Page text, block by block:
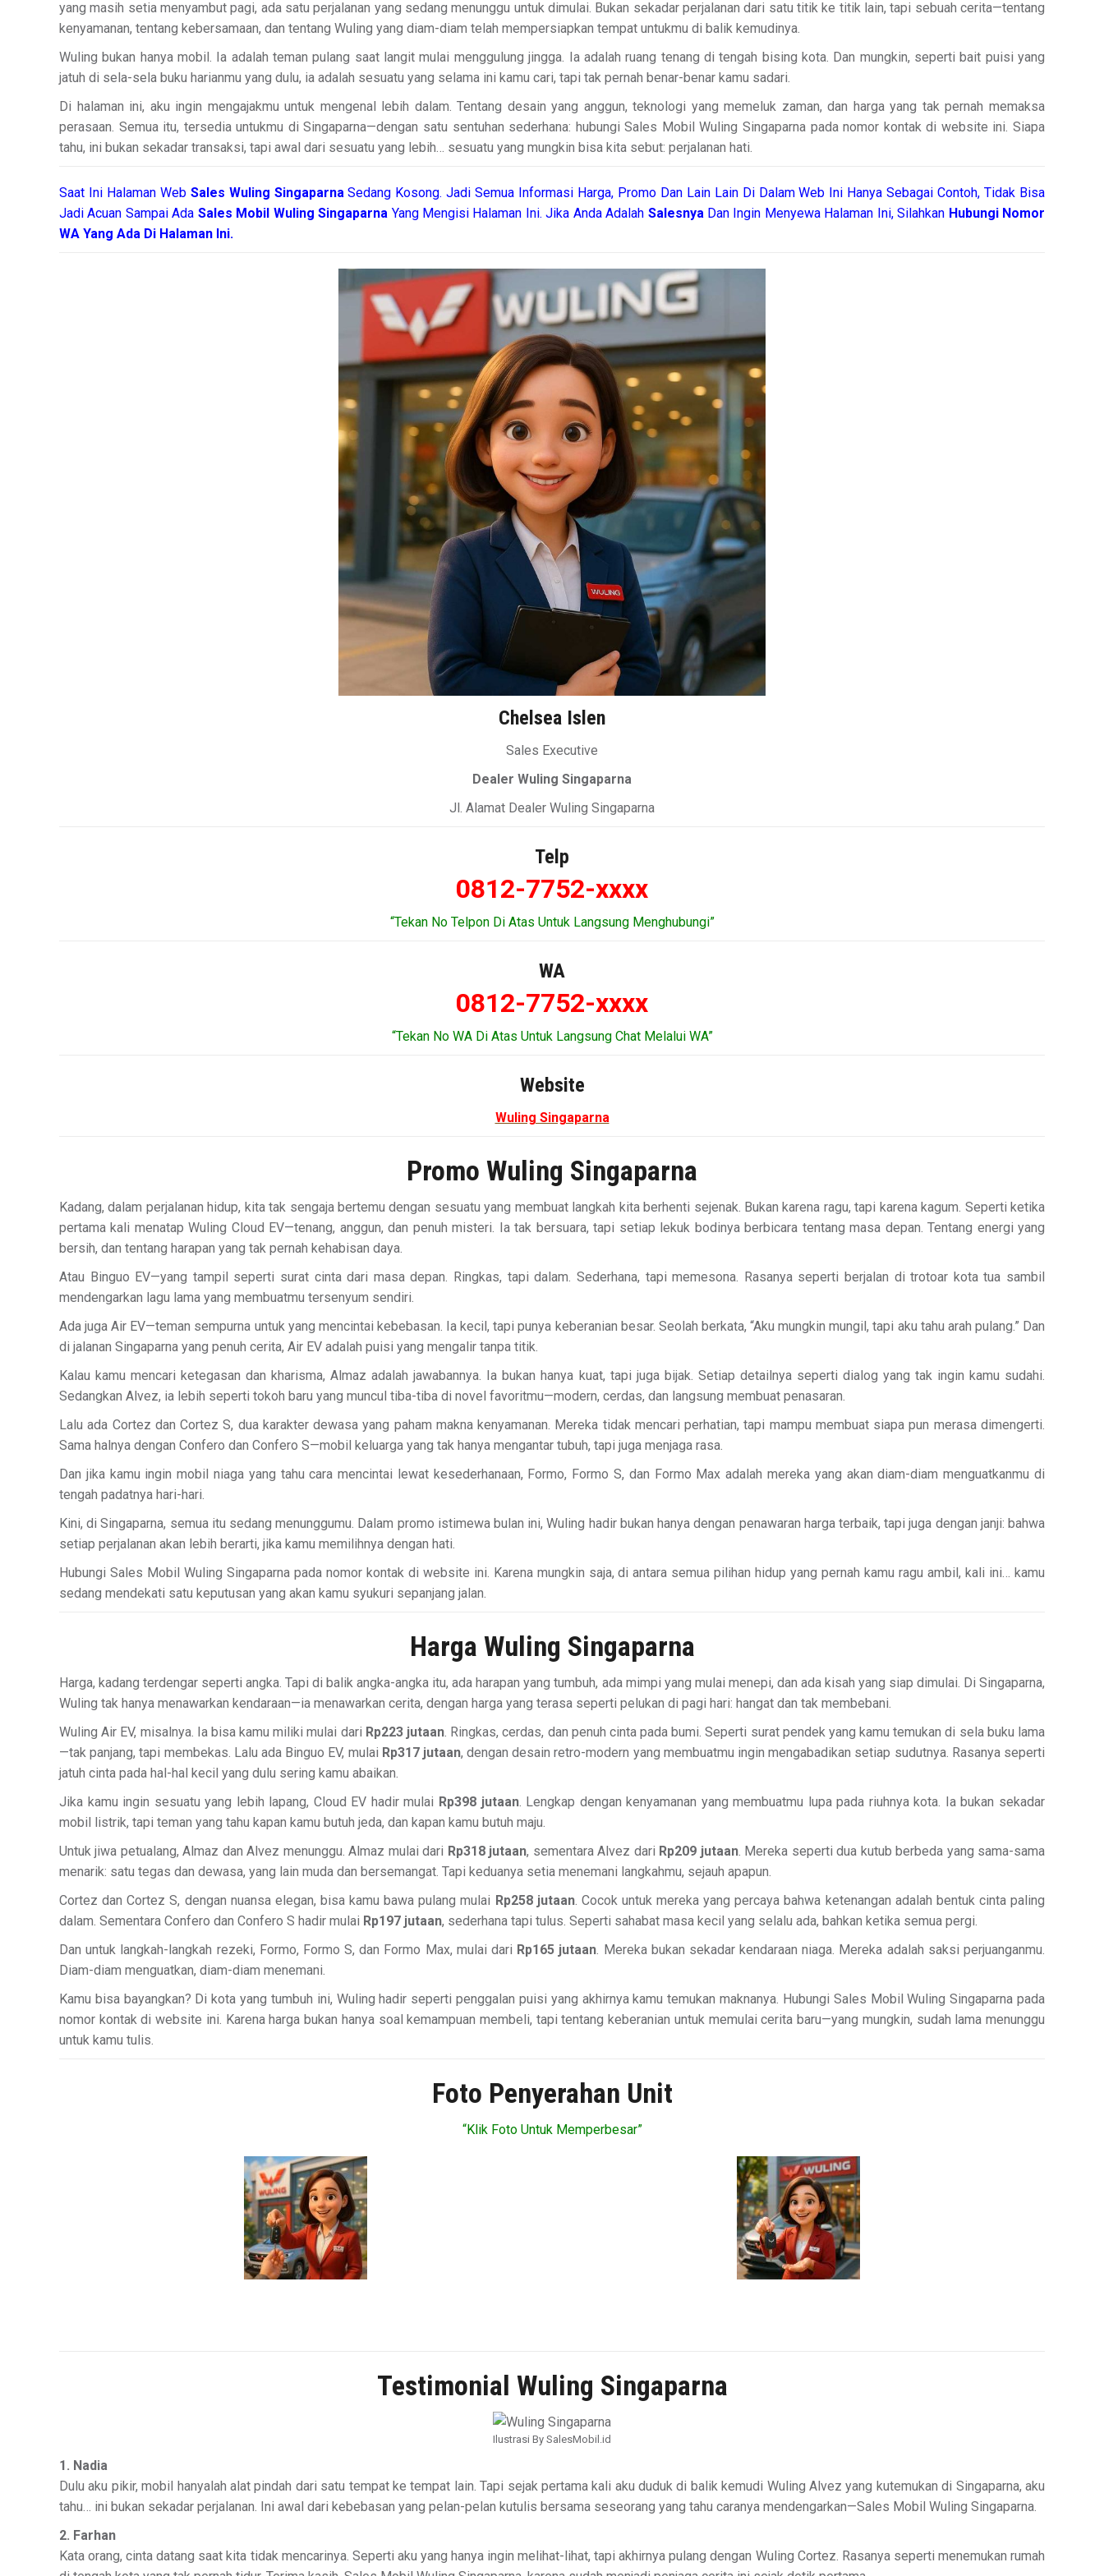
yang masih setia menyambut pagi, ada satu perjalanan yang sedang menunggu untuk dimulai. Bukan sekadar perjalanan dari satu titik ke titik lain, tapi sebuah cerita—tentang
kenyamanan, tentang kebersamaan, dan tentang Wuling yang diam-diam telah mempersiapkan tempat untukmu di balik kemudinya.
Wuling bukan hanya mobil. Ia adalah teman pulang saat langit mulai menggulung jingga. Ia adalah ruang tenang di tengah bising kota. Dan mungkin, seperti bait puisi yang
jatuh di sela-sela buku harianmu yang dulu, ia adalah sesuatu yang selama ini kamu cari, tapi tak pernah benar-benar kamu sadari.
Di halaman ini, aku ingin mengajakmu untuk mengenal lebih dalam. Tentang desain yang anggun, teknologi yang memeluk zaman, dan harga yang tak pernah memaksa
perasaan. Semua itu, tersedia untukmu di Singaparna—dengan satu sentuhan sederhana: hubungi Sales Mobil Wuling Singaparna pada nomor kontak di website ini. Siapa
tahu, ini bukan sekadar transaksi, tapi awal dari sesuatu yang lebih… sesuatu yang mungkin bisa kita sebut: perjalanan hati.
Saat Ini Halaman Web Sales Wuling SingaparnaSedang Kosong. Jadi Semua Informasi Harga, Promo Dan Lain Lain Di Dalam Web Ini Hanya Sebagai Contoh, Tidak Bisa
Jadi Acuan Sampai Ada Sales Mobil Wuling Singaparna Yang Mengisi Halaman Ini. Jika Anda Adalah SalesnyaDan Ingin Menyewa Halaman Ini, Silahkan Hubungi Nomor
WA Yang Ada Di Halaman Ini.
Chelsea Islen
Sales Executive
Dealer Wuling Singaparna
Jl. Alamat Dealer Wuling Singaparna
Telp
0812-7752-xxxx
“Tekan No Telpon Di Atas Untuk Langsung Menghubungi”
WA
0812-7752-xxxx
“Tekan No WA Di Atas Untuk Langsung Chat Melalui WA”
Website
Wuling Singaparna
Promo Wuling Singaparna
Kadang, dalam perjalanan hidup, kita tak sengaja bertemu dengan sesuatu yang membuat langkah kita berhenti sejenak. Bukan karena ragu, tapi karena kagum. Seperti ketika
pertama kali menatap Wuling Cloud EV—tenang, anggun, dan penuh misteri. Ia tak bersuara, tapi setiap lekuk bodinya berbicara tentang masa depan. Tentang energi yang
bersih, dan tentang harapan yang tak pernah kehabisan daya.
Atau Binguo EV—yang tampil seperti surat cinta dari masa depan. Ringkas, tapi dalam. Sederhana, tapi memesona. Rasanya seperti berjalan di trotoar kota tua sambil
mendengarkan lagu lama yang membuatmu tersenyum sendiri.
Ada juga Air EV—teman sempurna untuk yang mencintai kebebasan. Ia kecil, tapi punya keberanian besar. Seolah berkata, “Aku mungkin mungil, tapi aku tahu arah pulang.” Dan
di jalanan Singaparna yang penuh cerita, Air EV adalah puisi yang mengalir tanpa titik.
Kalau kamu mencari ketegasan dan kharisma, Almaz adalah jawabannya. Ia bukan hanya kuat, tapi juga bijak. Setiap detailnya seperti dialog yang tak ingin kamu sudahi.
Sedangkan Alvez, ia lebih seperti tokoh baru yang muncul tiba-tiba di novel favoritmu—modern, cerdas, dan langsung membuat penasaran.
Lalu ada Cortez dan Cortez S, dua karakter dewasa yang paham makna kenyamanan. Mereka tidak mencari perhatian, tapi mampu membuat siapa pun merasa dimengerti.
Sama halnya dengan Confero dan Confero S—mobil keluarga yang tak hanya mengantar tubuh, tapi juga menjaga rasa.
Dan jika kamu ingin mobil niaga yang tahu cara mencintai lewat kesederhanaan, Formo, Formo S, dan Formo Max adalah mereka yang akan diam-diam menguatkanmu di
tengah padatnya hari-hari.
Kini, di Singaparna, semua itu sedang menunggumu. Dalam promo istimewa bulan ini, Wuling hadir bukan hanya dengan penawaran harga terbaik, tapi juga dengan janji: bahwa
setiap perjalanan akan lebih berarti, jika kamu memilihnya dengan hati.
Hubungi Sales Mobil Wuling Singaparna pada nomor kontak di website ini. Karena mungkin saja, di antara semua pilihan hidup yang pernah kamu ragu ambil, kali ini… kamu
sedang mendekati satu keputusan yang akan kamu syukuri sepanjang jalan.
Harga Wuling Singaparna
Harga, kadang terdengar seperti angka. Tapi di balik angka-angka itu, ada harapan yang tumbuh, ada mimpi yang mulai menepi, dan ada kisah yang siap dimulai. Di Singaparna,
Wuling tak hanya menawarkan kendaraan—ia menawarkan cerita, dengan harga yang terasa seperti pelukan di pagi hari: hangat dan tak membebani.
Wuling Air EV, misalnya. Ia bisa kamu miliki mulai dari Rp223 jutaan. Ringkas, cerdas, dan penuh cinta pada bumi. Seperti surat pendek yang kamu temukan di sela buku lama
—tak panjang, tapi membekas. Lalu ada Binguo EV, mulai Rp317 jutaan, dengan desain retro-modern yang membuatmu ingin mengabadikan setiap sudutnya. Rasanya seperti
jatuh cinta pada hal-hal kecil yang dulu sering kamu abaikan.
Jika kamu ingin sesuatu yang lebih lapang, Cloud EV hadir mulai Rp398 jutaan. Lengkap dengan kenyamanan yang membuatmu lupa pada riuhnya kota. Ia bukan sekadar
mobil listrik, tapi teman yang tahu kapan kamu butuh jeda, dan kapan kamu butuh maju.
Untuk jiwa petualang, Almaz dan Alvez menunggu. Almaz mulai dari Rp318 jutaan, sementara Alvez dari Rp209 jutaan. Mereka seperti dua kutub berbeda yang sama-sama
menarik: satu tegas dan dewasa, yang lain muda dan bersemangat. Tapi keduanya setia menemani langkahmu, sejauh apapun.
Cortez dan Cortez S, dengan nuansa elegan, bisa kamu bawa pulang mulai Rp258 jutaan. Cocok untuk mereka yang percaya bahwa ketenangan adalah bentuk cinta paling
dalam. Sementara Confero dan Confero S hadir mulai Rp197 jutaan, sederhana tapi tulus. Seperti sahabat masa kecil yang selalu ada, bahkan ketika semua pergi.
Dan untuk langkah-langkah rezeki, Formo, Formo S, dan Formo Max, mulai dari Rp165 jutaan. Mereka bukan sekadar kendaraan niaga. Mereka adalah saksi perjuanganmu.
Diam-diam menguatkan, diam-diam menemani.
Kamu bisa bayangkan? Di kota yang tumbuh ini, Wuling hadir seperti penggalan puisi yang akhirnya kamu temukan maknanya. Hubungi Sales Mobil Wuling Singaparna pada
nomor kontak di website ini. Karena harga bukan hanya soal kemampuan membeli, tapi tentang keberanian untuk memulai cerita baru—yang mungkin, sudah lama menunggu
untuk kamu tulis.
Foto Penyerahan Unit
“Klik Foto Untuk Memperbesar”
Testimonial Wuling Singaparna
Ilustrasi By SalesMobil.id
1. Nadia
Dulu aku pikir, mobil hanyalah alat pindah dari satu tempat ke tempat lain. Tapi sejak pertama kali aku duduk di balik kemudi Wuling Alvez yang kutemukan di Singaparna, aku
tahu… ini bukan sekadar perjalanan. Ini awal dari kebebasan yang pelan-pelan kutulis bersama seseorang yang tahu caranya mendengarkan—Sales Mobil Wuling Singaparna.
2. Farhan
Kata orang, cinta datang saat kita tidak mencarinya. Seperti aku yang hanya ingin melihat-lihat, tapi akhirnya pulang dengan Wuling Cortez. Rasanya seperti menemukan rumah